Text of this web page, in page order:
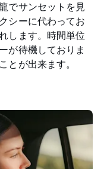
でサンセットを見
シーに代わってお
します。時間単位
が待機しておりま
とが出来ます。